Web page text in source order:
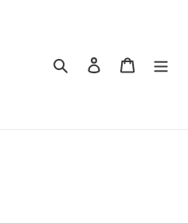
Buscar Ingresar Carrito